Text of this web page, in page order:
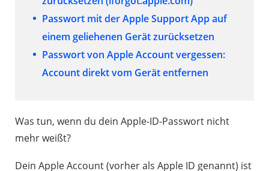
Passwort mit der Apple Support App auf
einem geliehenen Gerät zurücksetzen
Passwort von Apple Account vergessen:
Account direkt vom Gerät entfernen
Was tun, wenn du dein Apple-ID-Passwort nicht
mehr weißt?
Dein Apple Account (vorher als Apple ID genannt) ist